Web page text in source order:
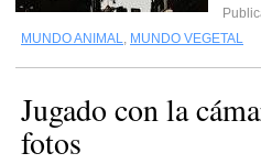
MUNDO ANIMAL, MUNDO VEGETAL
Jugado con la
fotos